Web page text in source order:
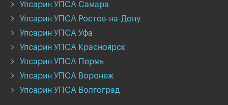
Упсарин УПСА Самара
Упсарин УПСА Ростов-на-Дону
Упсарин УПСА Уфа
Упсарин УПСА Красноярск
Упсарин УПСА Пермь
Упсарин УПСА Воронеж
Упсарин УПСА Волгоград